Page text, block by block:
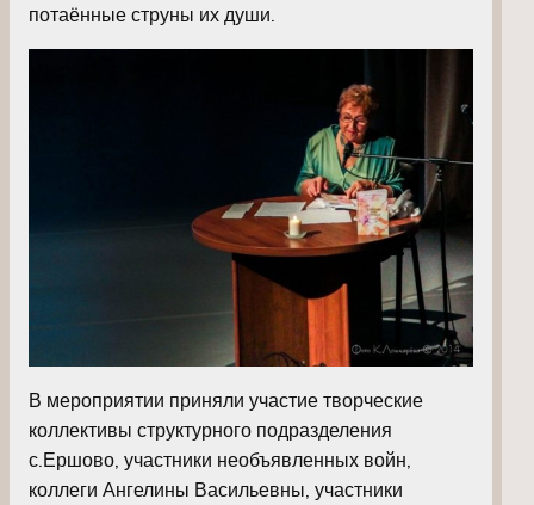
потаённые струны их души.
В мероприятии приняли участие творческие
коллективы структурного подразделения
с.Ершово, участники необъявленных войн,
коллеги Ангелины Васильевны, участники